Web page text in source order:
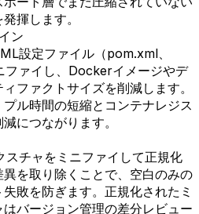
揮します。
ン
設定ファイル（pom.xml、
ァイし、Dockerイメージやデ
ファクトサイズを削減します。
ル時間の短縮とコンテナレジス
につながります。
スチャをミニファイして正規化
を取り除くことで、空白のみの
敗を防ぎます。正規化されたミ
バージョン管理の差分レビュー